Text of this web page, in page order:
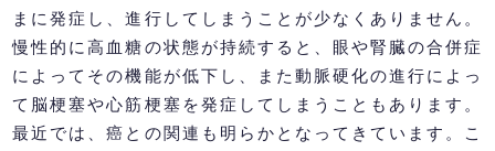
まに発症し、進行してしまうことが少なくありません。
慢性的に高血糖の状態が持続すると、眼や腎臓の合併症
によってその機能が低下し、また動脈硬化の進行によっ
て脳梗塞や心筋梗塞を発症してしまうこともあります。
最近では、癌との関連も明らかとなってきています。こ